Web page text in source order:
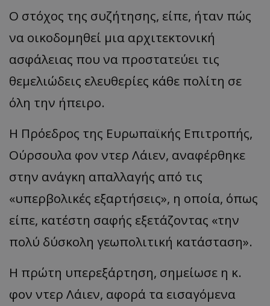
Ο στόχος της συζήτησης, είπε, ήταν πώς
να οικοδομηθεί μια αρχιτεκτονική
ασφάλειας που να προστατεύει τις
θεμελιώδεις ελευθερίες κάθε πολίτη σε
όλη την ήπειρο.
Η Πρόεδρος της Ευρωπαϊκής Επιτροπής,
Ούρσουλα φον ντερ Λάιεν, αναφέρθηκε
στην ανάγκη απαλλαγής από τις
«υπερβολικές εξαρτήσεις», η οποία, όπως
είπε, κατέστη σαφής εξετάζοντας «την
πολύ δύσκολη γεωπολιτική κατάσταση».
Η πρώτη υπερεξάρτηση, σημείωσε η κ.
φον ντερ Λάιεν, αφορά τα εισαγόμενα